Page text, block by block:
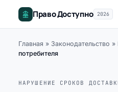
Право Доступно 2026
Главная » Законодательство »
потребителя
НАРУШЕНИЕ СРОКОВ